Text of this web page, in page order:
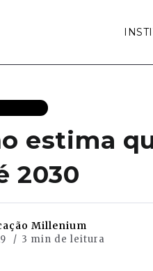
estima
2030
Millenium
3 min de leitura